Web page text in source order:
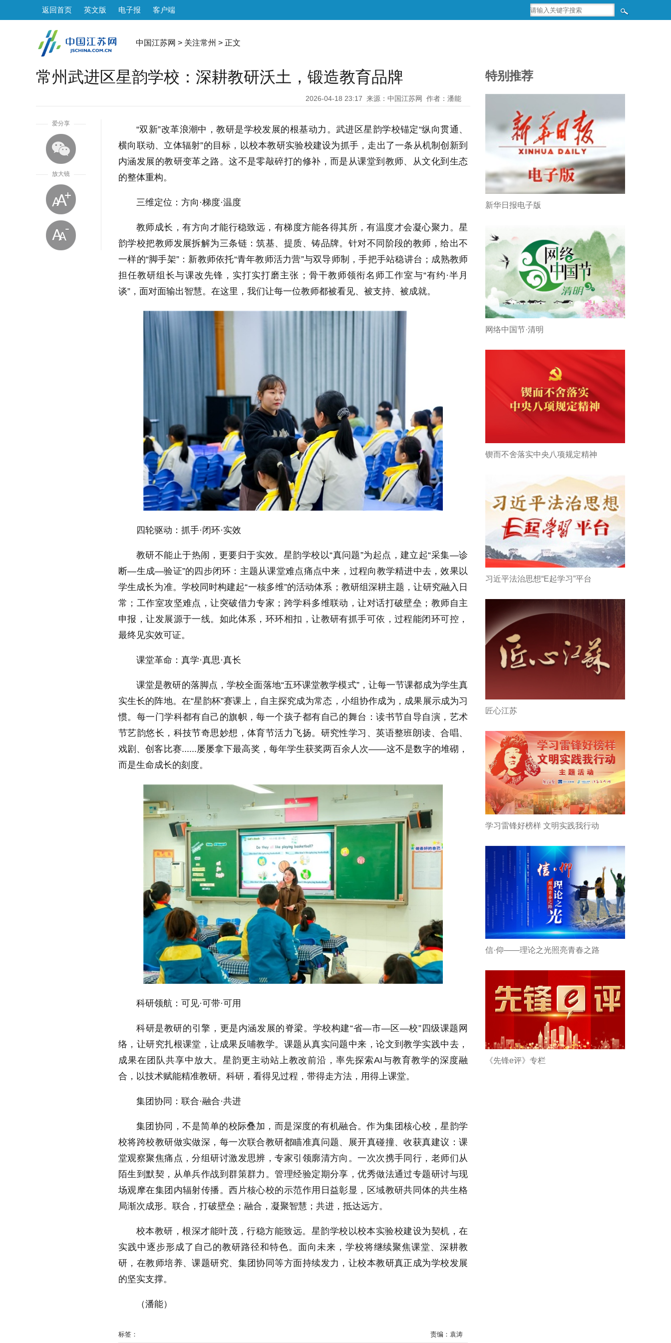
返回首页 英文版 电子报 客户端
中国江苏网 > 关注常州 > 正文
常州武进区星韵学校：深耕教研沃土，锻造教育品牌
2026-04-18 23:17 来源：中国江苏网 作者：潘能
爱分享
放大镜
“双新”改革浪潮中，教研是学校发展的根基动力。武进区星韵学校锚定“纵向贯通、
横向联动、立体辐射”的目标，以校本教研实验校建设为抓手，走出了一条从机制创新到
内涵发展的教研变革之路。这不是零敲碎打的修补，而是从课堂到教师、从文化到生态
的整体重构。
三维定位：方向·梯度·温度
教师成长，有方向才能行稳致远，有梯度方能各得其所，有温度才会凝心聚力。星
韵学校把教师发展拆解为三条链：筑基、提质、铸品牌。针对不同阶段的教师，给出不
一样的“脚手架”：新教师依托“青年教师活力营”与双导师制，手把手站稳讲台；成熟教师
担任教研组长与课改先锋，实打实打磨主张；骨干教师领衔名师工作室与“有约·半月
谈”，面对面输出智慧。在这里，我们让每一位教师都被看见、被支持、被成就。
四轮驱动：抓手·闭环·实效
教研不能止于热闹，更要归于实效。星韵学校以“真问题”为起点，建立起“采集—诊
断—生成—验证”的四步闭环：主题从课堂难点痛点中来，过程向教学精进中去，效果以
学生成长为准。学校同时构建起“一核多维”的活动体系；教研组深耕主题，让研究融入日
常；工作室攻坚难点，让突破借力专家；跨学科多维联动，让对话打破壁垒；教师自主
申报，让发展源于一线。如此体系，环环相扣，让教研有抓手可依，过程能闭环可控，
最终见实效可证。
课堂革命：真学·真思·真长
课堂是教研的落脚点，学校全面落地“五环课堂教学模式”，让每一节课都成为学生真
实生长的阵地。在“星韵杯”赛课上，自主探究成为常态，小组协作成为，成果展示成为习
惯。每一门学科都有自己的旗帜，每一个孩子都有自己的舞台：读书节自导自演，艺术
节艺韵悠长，科技节奇思妙想，体育节活力飞扬。研究性学习、英语整班朗读、合唱、
戏剧、创客比赛......屡屡拿下最高奖，每年学生获奖两百余人次——这不是数字的堆砌，
而是生命成长的刻度。
科研领航：可见·可带·可用
科研是教研的引擎，更是内涵发展的脊梁。学校构建“省—市—区—校”四级课题网
络，让研究扎根课堂，让成果反哺教学。课题从真实问题中来，论文到教学实践中去，
成果在团队共享中放大。星韵更主动站上教改前沿，率先探索AI与教育教学的深度融
合，以技术赋能精准教研。科研，看得见过程，带得走方法，用得上课堂。
集团协同：联合·融合·共进
集团协同，不是简单的校际叠加，而是深度的有机融合。作为集团核心校，星韵学
校将跨校教研做实做深，每一次联合教研都瞄准真问题、展开真碰撞、收获真建议：课
堂观察聚焦痛点，分组研讨激发思辨，专家引领廓清方向。一次次携手同行，老师们从
陌生到默契，从单兵作战到群策群力。管理经验定期分享，优秀做法通过专题研讨与现
场观摩在集团内辐射传播。西片核心校的示范作用日益彰显，区域教研共同体的共生格
局渐次成形。联合，打破壁垒；融合，凝聚智慧；共进，抵达远方。
校本教研，根深才能叶茂，行稳方能致远。星韵学校以校本实验校建设为契机，在
实践中逐步形成了自己的教研路径和特色。面向未来，学校将继续聚焦课堂、深耕教
研，在教师培养、课题研究、集团协同等方面持续发力，让校本教研真正成为学校发展
的坚实支撑。
（潘能）
标签： 责编：袁涛
特别推荐
新华日报电子版
网络中国节·清明
锲而不舍落实中央八项规定精神
习近平法治思想“E起学习”平台
匠心江苏
学习雷锋好榜样 文明实践我行动
信·仰——理论之光照亮青春之路
《先锋e评》专栏